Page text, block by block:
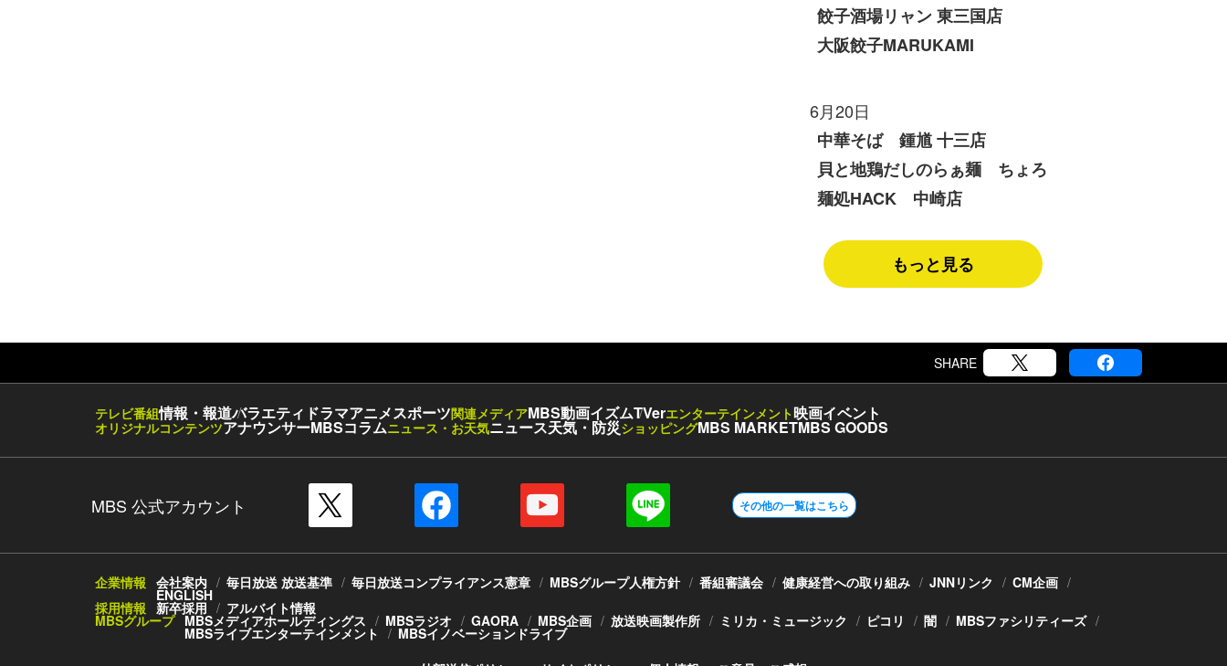
餃子酒場リャン 東三国店
大阪餃子MARUKAMI
6月20日
中華そば 鍾馗 十三店
貝と地鶏だしのらぁ麺 ちょろ
麺処HACK 中崎店
もっと見る
SHARE
テレビ番組情報・報道バラエティ ドラマアニメスポーツ関連メディアMBS動画イズムTVerエンターテインメント映画イベント
オリジナルコンテンツアナウンサーMBSコラムニュース・お天気ニュース天気・防災ショッピングMBS MARKETMBS GOODS
MBS 公式アカウント その他の一覧はこちら
企業情報 会社案内 毎日放送 放送基準 毎日放送コンプライアンス憲章 MBSグループ人権方針 番組審議会 健康経営への取り組み JNNリンク CM企画
ENGLISH
採用情報 新卒採用 アルバイト情報
MBSグループ MBSメディアホールディングス MBSラジオ GAORA MBS企画 放送映画製作所 ミリカ・ミュージック ピコリ 闇 MBSファシリティーズ
MBSライブエンターテインメント
MBSイノベーションドライブ